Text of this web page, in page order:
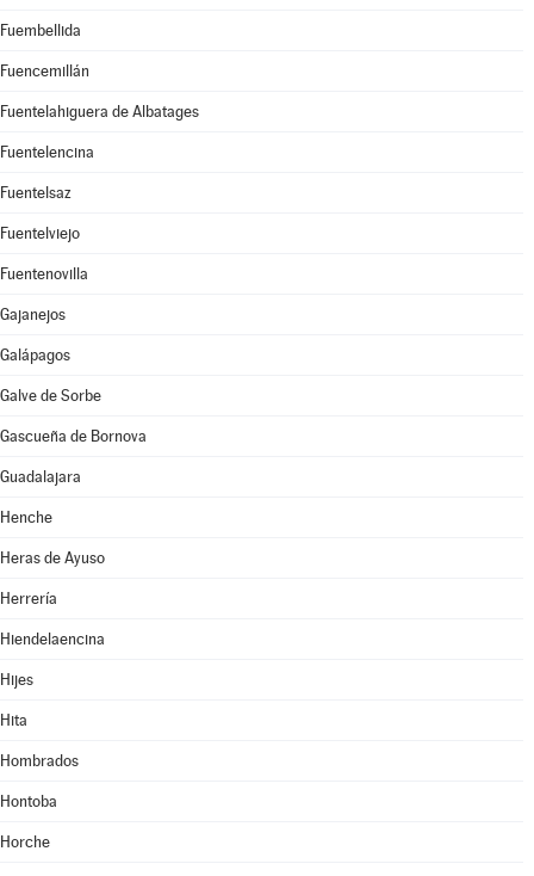
Fuembellida
Fuencemillán
Fuentelahiguera de Albatages
Fuentelencina
Fuentelsaz
Fuentelviejo
Fuentenovilla
Gajanejos
Galápagos
Galve de Sorbe
Gascueña de Bornova
Guadalajara
Henche
Heras de Ayuso
Herrería
Hiendelaencina
Hijes
Hita
Hombrados
Hontoba
Horche